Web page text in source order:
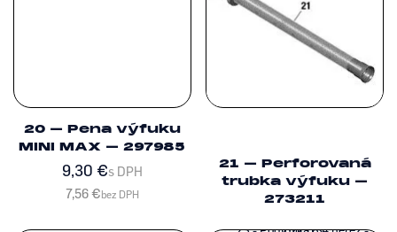
20 – Pena výfuku
MINI MAX – 297985
9,30 €s DPH
7,56€bez DPH
21 – Perforovaná
trubka výfuku –
273211